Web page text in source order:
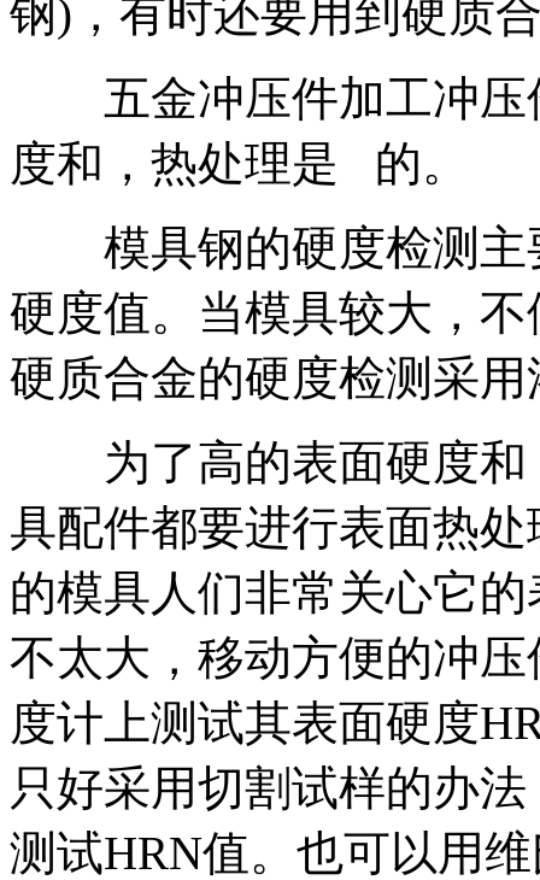
钢)，有时还要用到硬质
五金冲压件加工冲压
度和，热处理是 的。
模具钢的硬度检测主
硬度值。当模具较大，
硬质合金的硬度检测采
为了高的表面硬度和
具配件都要进行表面热
的模具人们非常关心它
不太大，移动方便的冲
度计上测试其表面硬度
只好采用切割试样的办
测试HRN值。也可以用